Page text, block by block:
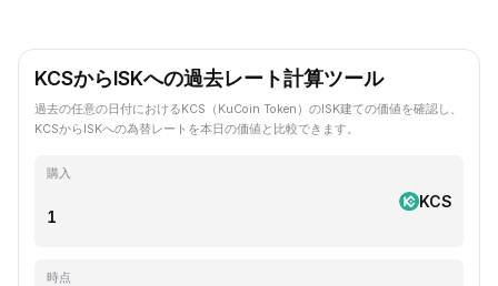
KCSからISKへの過去レート計算ツール
過去の任意の日付におけるKCS（KuCoin Token）のISK建ての価値を確認し、
KCSからISKへの為替レートを本日の価値と比較できます。
購入
KCS
時点